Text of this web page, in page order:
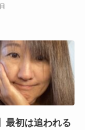
最初は追われる